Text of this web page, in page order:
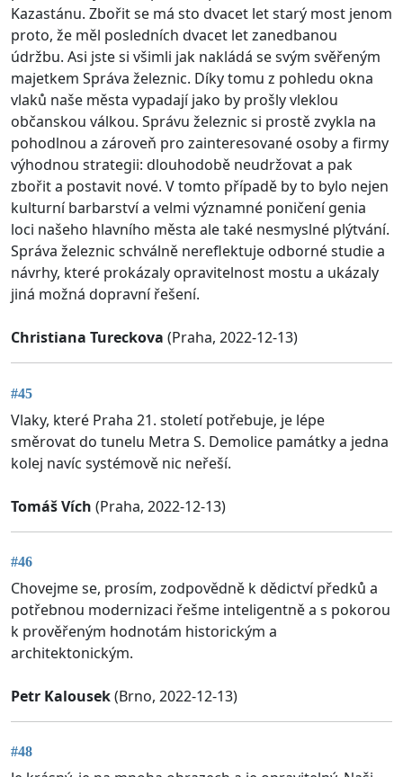
Kazastánu. Zbořit se má sto dvacet let starý most jenom
proto, že měl posledních dvacet let zanedbanou
údržbu. Asi jste si všimli jak nakládá se svým svěřeným
majetkem Správa železnic. Díky tomu z pohledu okna
vlaků naše města vypadají jako by prošly vleklou
občanskou válkou. Správu železnic si prostě zvykla na
pohodlnou a zároveň pro zainteresované osoby a firmy
výhodnou strategii: dlouhodobě neudržovat a pak
zbořit a postavit nové. V tomto případě by to bylo nejen
kulturní barbarství a velmi významné poničení genia
loci našeho hlavního města ale také nesmyslné plýtvání.
Správa železnic schválně nereflektuje odborné studie a
návrhy, které prokázaly opravitelnost mostu a ukázaly
jiná možná dopravní řešení.
Christiana Tureckova (Praha, 2022-12-13)
#45
Vlaky, které Praha 21. století potřebuje, je lépe
směrovat do tunelu Metra S. Demolice památky a jedna
kolej navíc systémově nic neřeší.
Tomáš Vích (Praha, 2022-12-13)
#46
Chovejme se, prosím, zodpovědně k dědictví předků a
potřebnou modernizaci řešme inteligentně a s pokorou
k prověřeným hodnotám historickým a
architektonickým.
Petr Kalousek(Brno, 2022-12-13)
#48